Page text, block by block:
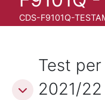
Codice identificativo del
CDS-F9101Q-
Schema della
Test per
2021/